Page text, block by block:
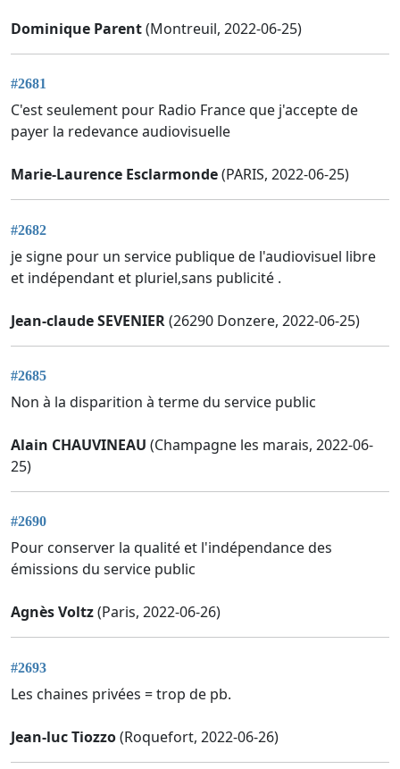
Dominique Parent(Montreuil, 2022-06-25)
#2681
C'est seulement pour Radio France que j'accepte de
payer la redevance audiovisuelle
Marie-Laurence Esclarmonde(PARIS, 2022-06-25)
#2682
je signe pour un service publique de l'audiovisuel libre
et indépendant et pluriel,sans publicité .
Jean-claude SEVENIER(26290 Donzere, 2022-06-25)
#2685
Non à la disparition à terme du service public
Alain CHAUVINEAU (Champagne les marais, 2022-06-
25)
#2690
Pour conserver la qualité et l'indépendance des
émissions du service public
Agnès Voltz(Paris, 2022-06-26)
#2693
Les chaines privées = trop de pb.
Jean-luc Tiozzo(Roquefort, 2022-06-26)